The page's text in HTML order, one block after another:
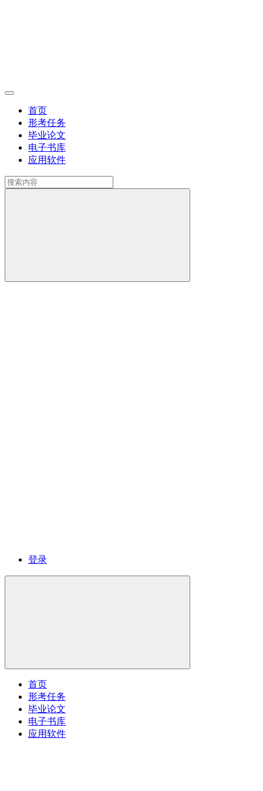
首页
形考任务
毕业论文
电子书库
应用软件
登录
首页
形考任务
毕业论文
电子书库
应用软件